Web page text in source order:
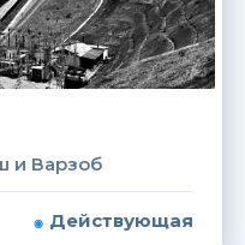
и Варзоб
Действующая